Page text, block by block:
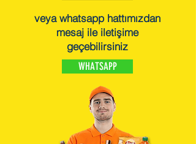
veya whatsapp hattımızdan
mesaj ile iletişime
geçebilirsiniz
WHATSAPP